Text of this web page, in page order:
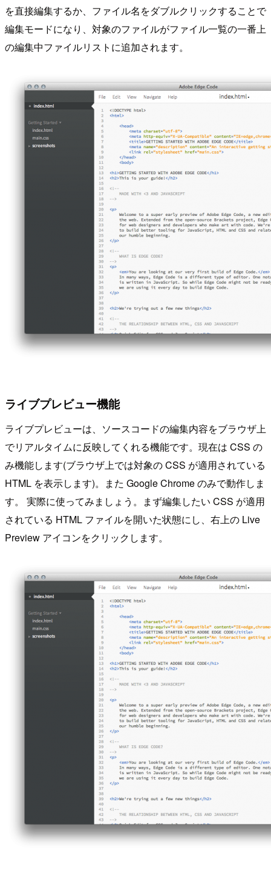
を直接編集するか、ファイル名をダブルクリックすることで
編集モードになり、対象のファイルがファイル一覧の一番上
の編集中ファイルリストに追加されます。
ライブプレビュー機能
ライブプレビューは、ソースコードの編集内容をブラウザ上
でリアルタイムに反映してくれる機能です。現在は CSS の
み機能します(ブラウザ上では対象の CSS が適用されている
HTML を表示します)。また Google Chrome のみで動作しま
す。 実際に使ってみましょう。まず編集したい CSS が適用
されている HTML ファイルを開いた状態にし、右上の Live
Preview アイコンをクリックします。